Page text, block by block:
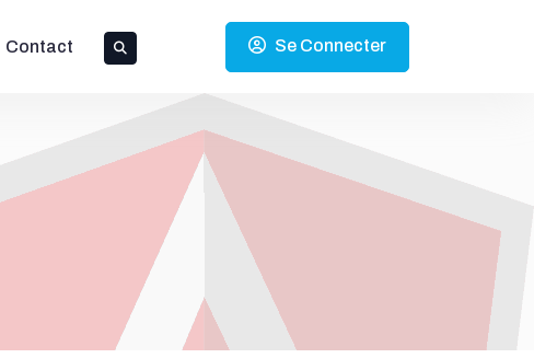
Contact Se Connecter